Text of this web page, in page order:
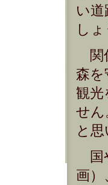
い
しょ
関
森を
観光
せん
と思
国
画